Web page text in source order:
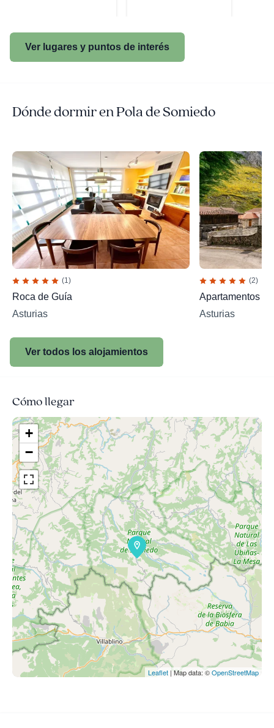
Ver lugares y puntos de interés
Dónde dormir en Pola de Somiedo
(1)
Roca de Guía
Asturias
(2)
Apartamentos
Asturias
Ver todos los alojamientos
Cómo llegar
+
−
Leaflet | Map data: ©OpenStreetMap